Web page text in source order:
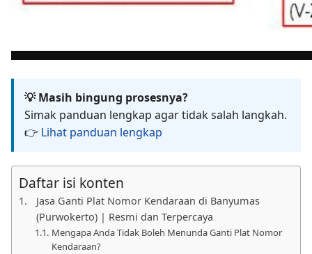
💡 Masih bingung prosesnya?
Simak panduan lengkap agar tidak salah langkah.
👉 Lihat panduan lengkap
Daftar isi konten
Jasa Ganti Plat Nomor Kendaraan di Banyumas
(Purwokerto) | Resmi dan Terpercaya
Mengapa Anda Tidak Boleh Menunda Ganti Plat Nomor
Kendaraan?